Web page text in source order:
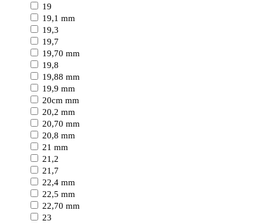
19
19,1 mm
19,3
19,7
19,70 mm
19,8
19,88 mm
19,9 mm
20cm mm
20,2 mm
20,70 mm
20,8 mm
21 mm
21,2
21,7
22,4 mm
22,5 mm
22,70 mm
23